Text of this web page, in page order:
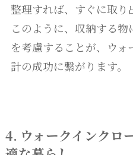
整理すれば、すぐに取り
このように、収納する
を考慮することが、ウ
計の成功に繋がります。
4. ウォークインクロ